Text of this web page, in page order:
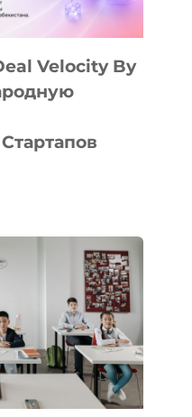
Velocity By